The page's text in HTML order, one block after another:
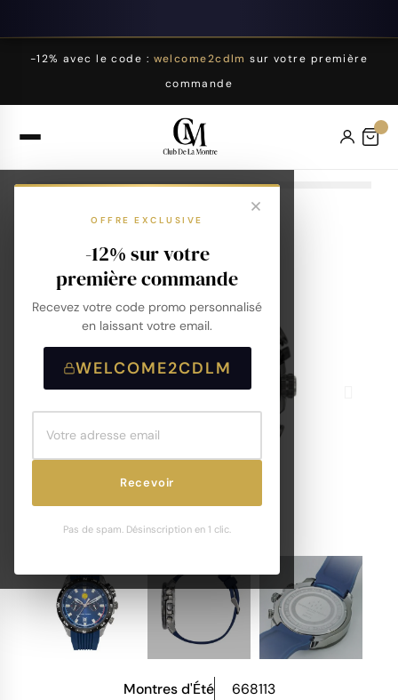
-12% avec le code : welcome2cdlm sur votre première
commande
OFFRE EXCLUSIVE
-12% sur votre
première commande
Recevez votre code promo personnalisé
en laissant votre email.
WELCOME2CDLM
Recevoir
Pas de spam. Désinscription en 1 clic.
Montres d'Été 668113